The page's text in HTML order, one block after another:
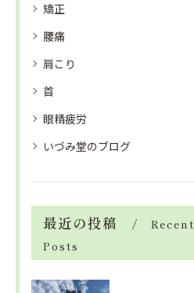
矯正
腰痛
肩こり
首
眼精疲労
いづみ堂のブログ
最近の投稿
Recent
Posts